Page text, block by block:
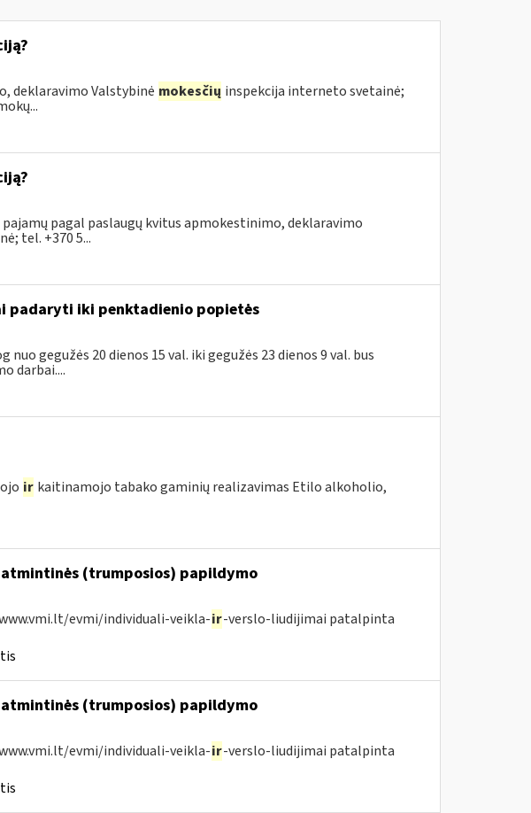
deklaravimo Valstybinė mokesčių inspekcija interneto svetainė;
pagal paslaugų kvitus apmokestinimo, deklaravimo
tel. +370 5...
padaryti iki penktadienio popietės
nuo gegužės 20 dienos 15 val. iki gegužės 23 dienos 9 val. bus
darbai....
ir kaitinamojo tabako gaminių realizavimas Etilo alkoholio,
(trumposios) papildymo
evmi/individuali-veikla-ir-verslo-liudijimai patalpinta
(trumposios) papildymo
evmi/individuali-veikla-ir-verslo-liudijimai patalpinta